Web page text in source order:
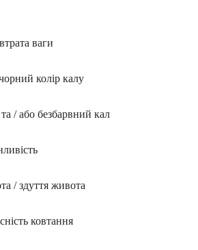
ваги
колір калу
/ або безбарвний кал
/ здуття живота
ковтання